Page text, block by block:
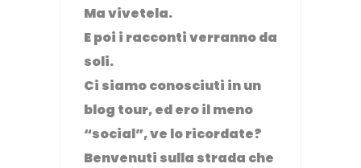
Ma vivetela.
E poi i racconti verranno da
soli.
Ci siamo conosciuti in un
blog tour, ed ero il meno
“social”, ve lo ricordate?
Benvenuti sulla strada che